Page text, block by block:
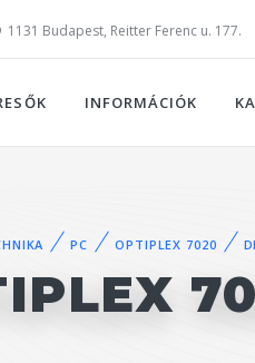
1131 Budapest, Reitter Ferenc u. 177.
INFORMÁCIÓK
PC OPTIPLEX 7020